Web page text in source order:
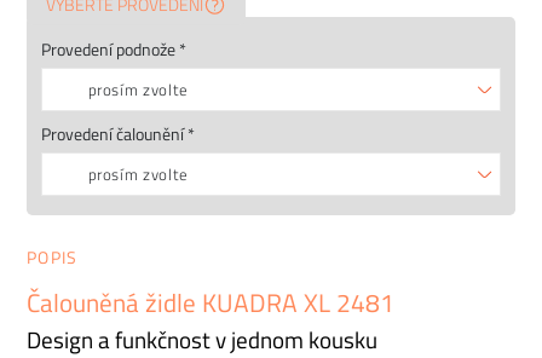
Provedení podnože *
prosím zvolte
Provedení čalounění *
prosím zvolte
POPIS
Čalouněná židle KUADRA XL 2481
Design a funkčnost v jednom kousku